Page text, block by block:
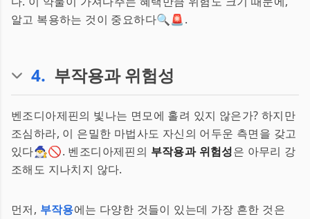
알고 복용하는 것이 중요하다🔍🚨.
4. 부작용과 위험성
벤조디아제핀의 빛나는 면모에 홀려 있지 않은가? 하지만
조심하라, 이 은밀한 마법사도 자신의 어두운 측면을 갖고
있다🧙‍♂️🚫. 벤조디아제핀의 부작용과 위험성은 아무리 강
조해도 지나치지 않다.
먼저, 부작용에는 다양한 것들이 있는데 가장 흔한 것은